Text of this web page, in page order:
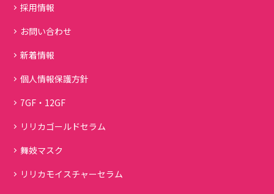
採用情報
お問い合わせ
新着情報
個人情報保護方針
7GF・12GF
リリカゴールドセラム
舞妓マスク
リリカモイスチャーセラム